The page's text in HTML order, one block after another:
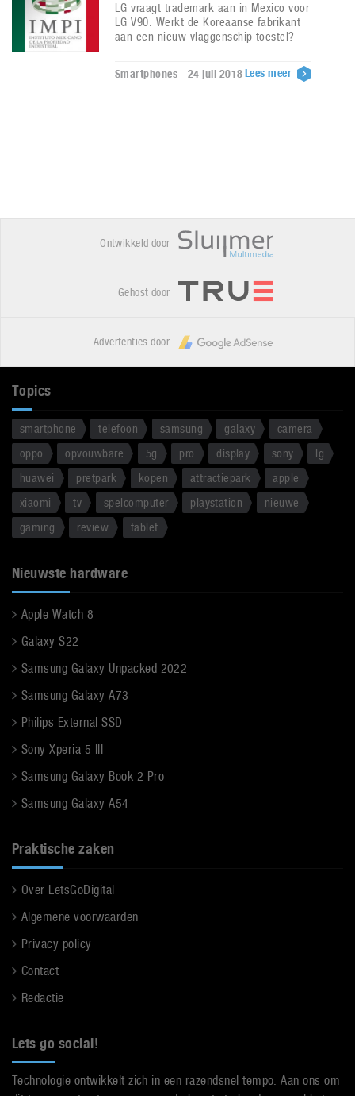
LG vraagt trademark aan in Mexico voor
LG V90. Werkt de Koreaanse fabrikant
aan een nieuw vlaggenschip toestel?
Smartphones - 24 juli 2018Lees meer
Ontwikkeld door
Gehost door
Advertenties door
Topics
smartphone telefoon samsung galaxy
camera
oppo
opvouwbare 5g pro display sony
lg
huawei
pretpark kopen attractiepark
apple
xiaomi
tv spelcomputer playstation
nieuwe
gaming
review tablet
Nieuwste hardware
Apple Watch 8
Galaxy S22
Samsung Galaxy Unpacked 2022
Samsung Galaxy A73
Philips External SSD
Sony Xperia 5 III
Samsung Galaxy Book 2 Pro
Samsung Galaxy A54
Praktische zaken
Over LetsGoDigital
Algemene voorwaarden
Privacy policy
Contact
Redactie
Lets go social!
Technologie ontwikkelt zich in een razendsnel tempo. Aan ons om